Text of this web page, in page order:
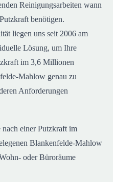
Reinigungsarbeiten wann
benötigen.
liegen uns seit 2006 am
Lösung, um Ihre
im 3,6 Millionen
Mahlow genau zu
Anforderungen
nach einer Putzkraft im
Blankenfelde-Mahlow
oder Büroräume